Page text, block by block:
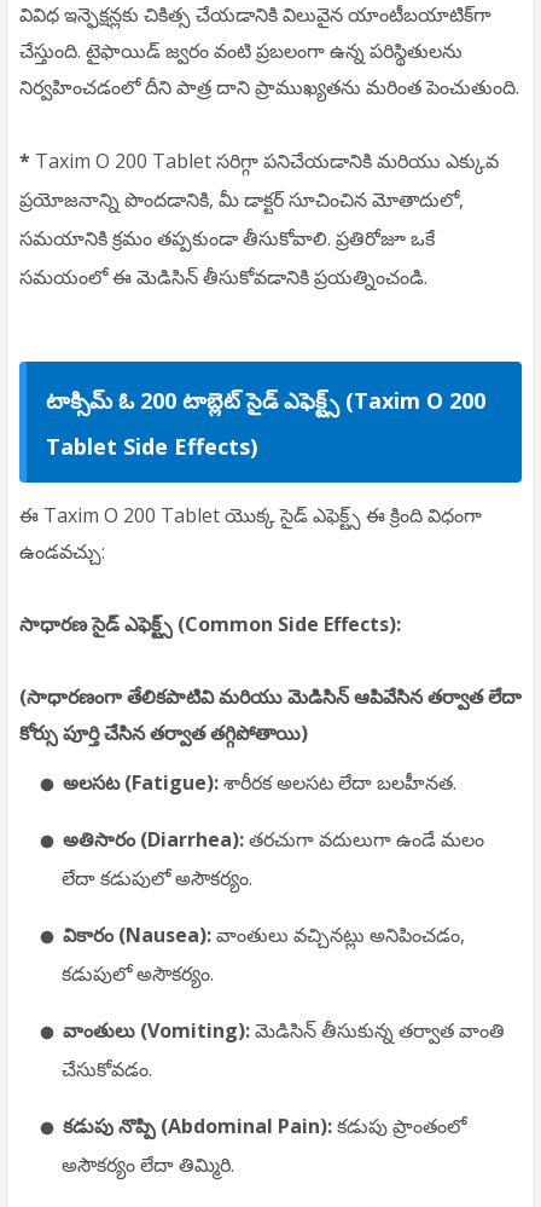
వివిధ ఇన్ఫెక్షన్లకు చికిత్స చేయడానికి విలువైన యాంటీబయాటిక్‌గా
చేస్తుంది. టైఫాయిడ్ జ్వరం వంటి ప్రబలంగా ఉన్న పరిస్థితులను
నిర్వహించడంలో దీని పాత్ర దాని ప్రాముఖ్యతను మరింత పెంచుతుంది.
* Taxim O 200 Tablet సరిగ్గా పనిచేయడానికి మరియు ఎక్కువ
ప్రయోజనాన్ని పొందడానికి, మీ డాక్టర్ సూచించిన మోతాదులో,
సమయానికి క్రమం తప్పకుండా తీసుకోవాలి. ప్రతిరోజూ ఒకే
సమయంలో ఈ మెడిసిన్ తీసుకోవడానికి ప్రయత్నించండి.
టాక్సిమ్ ఓ 200 టాబ్లెట్ సైడ్ ఎఫెక్ట్స్ (Taxim O 200
Tablet Side Effects)
ఈ Taxim O 200 Tablet యొక్క సైడ్ ఎఫెక్ట్స్ ఈ క్రింది విధంగా
ఉండవచ్చు:
సాధారణ సైడ్ ఎఫెక్ట్స్ (Common Side Effects):
(సాధారణంగా తేలికపాటివి మరియు మెడిసిన్ ఆపివేసిన తర్వాత లేదా
కోర్సు పూర్తి చేసిన తర్వాత తగ్గిపోతాయి)
అలసట (Fatigue):శారీరక అలసట లేదా బలహీనత.
అతిసారం (Diarrhea):తరచుగా వదులుగా ఉండే మలం
లేదా కడుపులో అసౌకర్యం.
వికారం (Nausea):వాంతులు వచ్చినట్లు అనిపించడం,
కడుపులో అసౌకర్యం.
వాంతులు (Vomiting):మెడిసిన్ తీసుకున్న తర్వాత వాంతి
చేసుకోవడం.
కడుపు నొప్పి (Abdominal Pain):కడుపు ప్రాంతంలో
అసౌకర్యం లేదా తిమ్మిరి.